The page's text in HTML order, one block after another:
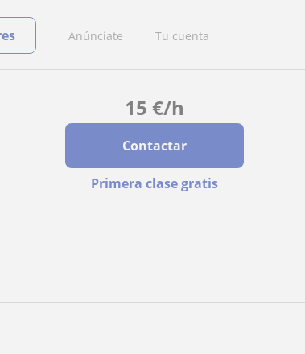
Anúnciate Tu cuenta
15 €/h
Contactar
Primera clase gratis